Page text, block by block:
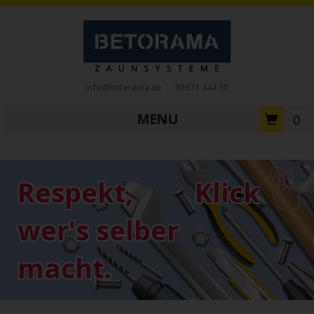
MENU 0
Schiebetore Drehtore Pforten Zaunfelder
Antriebe
Referenzen
Downloads Zubehör
Tore
ALUMINIUM
Klick
Respekt,
wer's selber
macht.